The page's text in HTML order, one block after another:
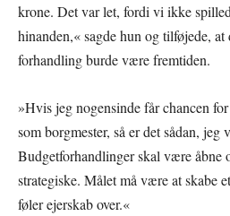
krone. Det var let, fordi vi ikke
hinanden,« sagde hun og tilføjede,
forhandling burde være fremtiden.
»Hvis jeg nogensinde får chancen
som borgmester, så er det sådan, jeg
Budgetforhandlinger skal være
strategiske. Målet må være at skabe
føler ejerskab over.«